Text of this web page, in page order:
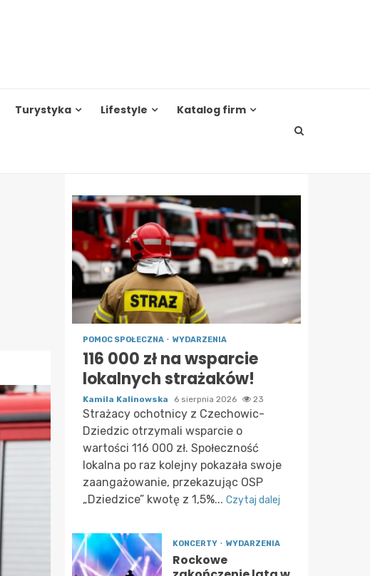
Turystyka Lifestyle Katalog firm
POMOC SPOŁECZNA WYDARZENIA
116 000 zł na wsparcie
lokalnych strażaków!
Kamila Kalinowska 6 sierpnia 2026 23
Strażacy ochotnicy z Czechowic-
Dziedzic otrzymali wsparcie o
wartości 116 000 zł. Społeczność
lokalna po raz kolejny pokazała swoje
zaangażowanie, przekazując OSP
„Dziedzice” kwotę z 1,5%... Czytaj dalej
KONCERTY WYDARZENIA
Rockowe